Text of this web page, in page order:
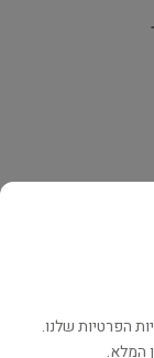
הפרטיות שלנו.
המלא.